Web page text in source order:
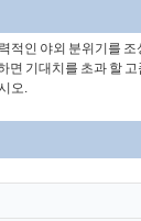
인 야외 분위기를
기대치를 초과 할
오.